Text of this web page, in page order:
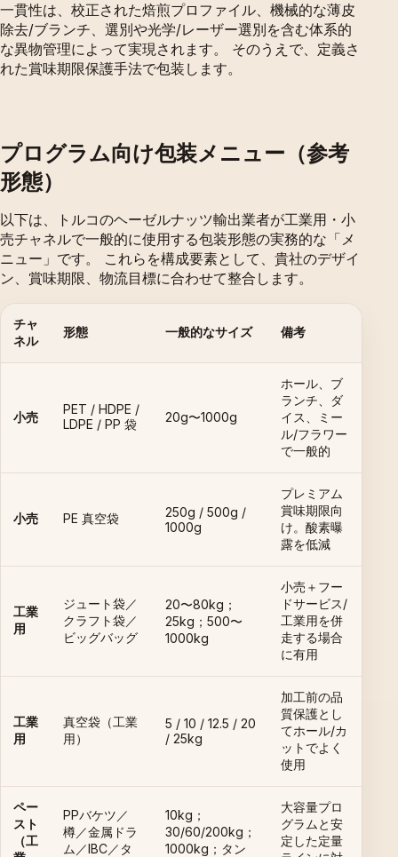
一貫性は、校正された焙煎プロファイル、機械的な薄皮
除去/ブランチ、選別や光学/レーザー選別を含む体系的
な異物管理によって実現されます。 そのうえで、定義さ
れた賞味期限保護手法で包装します。
プログラム向け包装メニュー（参考
形態）
以下は、トルコのヘーゼルナッツ輸出業者が工業用・小
売チャネルで一般的に使用する包装形態の実務的な「メ
ニュー」です。 これらを構成要素として、貴社のデザイ
ン、賞味期限、物流目標に合わせて整合します。
チャ
ネル
形態 一般的なサイズ 備考
小売
PET / HDPE /
LDPE / PP 袋
20g〜1000g
ホール、ブ
ランチ、ダ
イス、ミー
ル/フラワー
で一般的
小売 PE 真空袋
250g / 500g /
1000g
プレミアム
賞味期限向
け。酸素曝
露を低減
工業
用
ジュート袋／
クラフト袋／
ビッグバッグ
20〜80kg；
25kg；500〜
1000kg
小売＋フー
ドサービス/
工業用を併
走する場合
に有用
工業
用
真空袋（工業
用）
5 / 10 / 12.5 / 20
/ 25kg
加工前の品
質保護とし
てホール/カ
ットでよく
使用
ペー
スト
（工
PPバケツ／
樽／金属ドラ
ム／IBC／タ
10kg；
30/60/200kg；
1000kg；タン
大容量プロ
グラムと安
定した定量